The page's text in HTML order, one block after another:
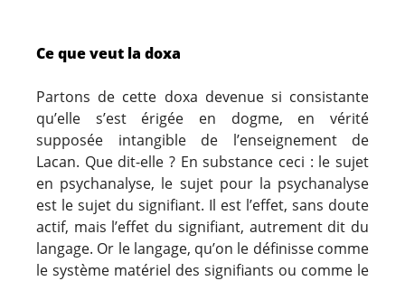
Ce que veut la doxa
Partons de cette doxa devenue si consistante
qu’elle s’est érigée en dogme, en vérité
supposée intangible de l’enseignement de
Lacan. Que dit-elle ? En substance ceci : le sujet
en psychanalyse, le sujet pour la psychanalyse
est le sujet du signifiant. Il est l’effet, sans doute
actif, mais l’effet du signifiant, autrement dit du
langage. Or le langage, qu’on le définisse comme
le système matériel des signifiants ou comme le